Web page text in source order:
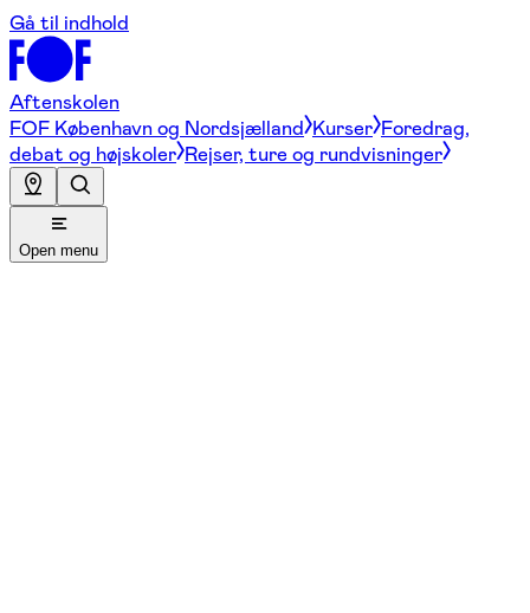
Gå til indhold
Aftenskolen
FOF København og Nordsjælland Kurser Foredrag,
debat og højskoler Rejser, ture og rundvisninger
Open menu